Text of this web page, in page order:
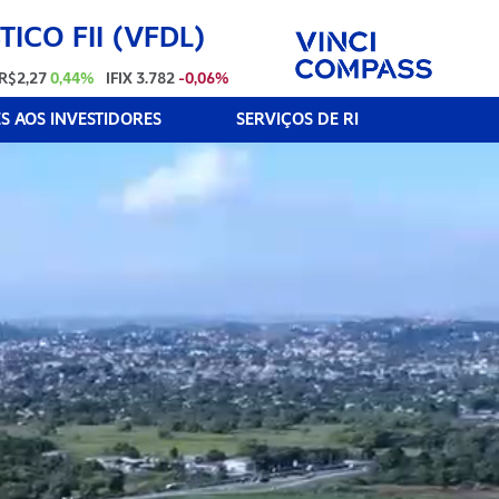
FII (VFDL)
0,44% IFIX 3.782 -0,06%
AOS INVESTIDORES SERVIÇOS DE RI